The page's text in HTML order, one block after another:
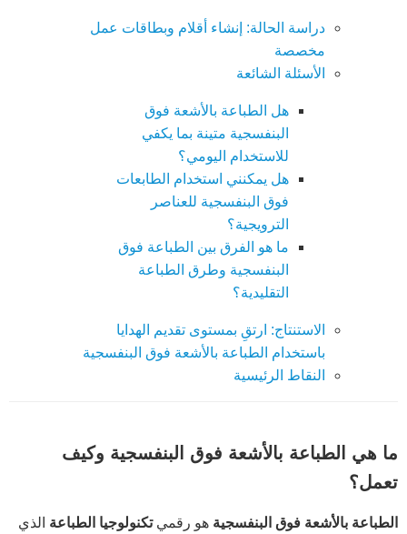
دراسة الحالة: إنشاء أقلام وبطاقات عمل
مخصصة
الأسئلة الشائعة
هل الطباعة بالأشعة فوق
البنفسجية متينة بما يكفي
للاستخدام اليومي؟
هل يمكنني استخدام الطابعات
فوق البنفسجية للعناصر
الترويجية؟
ما هو الفرق بين الطباعة فوق
البنفسجية وطرق الطباعة
التقليدية؟
الاستنتاج: ارتقِ بمستوى تقديم الهدايا
باستخدام الطباعة بالأشعة فوق البنفسجية
النقاط الرئيسية
ما هي الطباعة بالأشعة فوق البنفسجية وكيف
تعمل؟
الطباعة بالأشعة فوق البنفسجية هو رقميتكنولوجيا الطباعة الذي